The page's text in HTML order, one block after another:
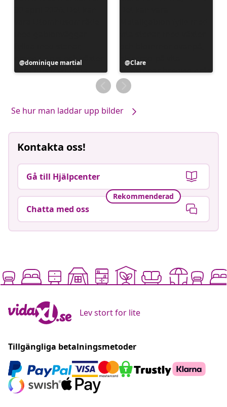
Inlägg
publicerat
dominique martial
Inlägg
publicerat
av
Clare
Se hur man laddar upp bilder
Kontakta oss!
Gå till Hjälpcenter
Rekommenderad
Chatta med oss
Lev stort for lite
Tillgängliga betalningsmetoder